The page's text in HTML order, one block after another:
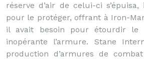
réserve d’air de celui-ci
pour le protéger, offrant à Iron-
il avait besoin pour étourdir le
inopérante l’armure. Stane
production d’armures de